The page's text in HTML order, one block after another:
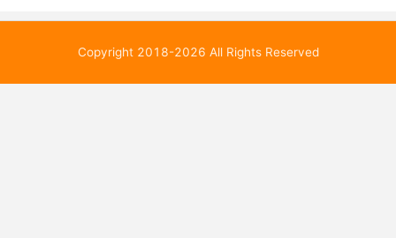
Copyright 2018-2026 All Rights Reserved